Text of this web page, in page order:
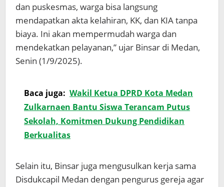
dan puskesmas, warga bisa langsung
mendapatkan akta kelahiran, KK, dan KIA tanpa
biaya. Ini akan mempermudah warga dan
mendekatkan pelayanan,” ujar Binsar di Medan,
Senin (1/9/2025).
Baca juga: Wakil Ketua DPRD Kota Medan
Zulkarnaen Bantu Siswa Terancam Putus
Sekolah, Komitmen Dukung Pendidikan
Berkualitas
Selain itu, Binsar juga mengusulkan kerja sama
Disdukcapil Medan dengan pengurus gereja agar